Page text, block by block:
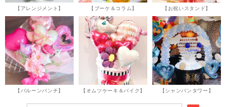
【アレンジメント】 【ブーケ＆コラム】 【お祝いスタンド】
【バルーンバンチ】 【オムツケーキ＆バイク】 【シャンパンタワー】